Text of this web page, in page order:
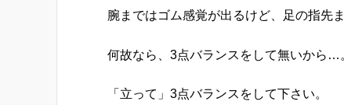
腕まではゴム感覚が出るけど、足の指先
何故なら、3点バランスをして無いから…
「立って」3点バランスをして下さい。